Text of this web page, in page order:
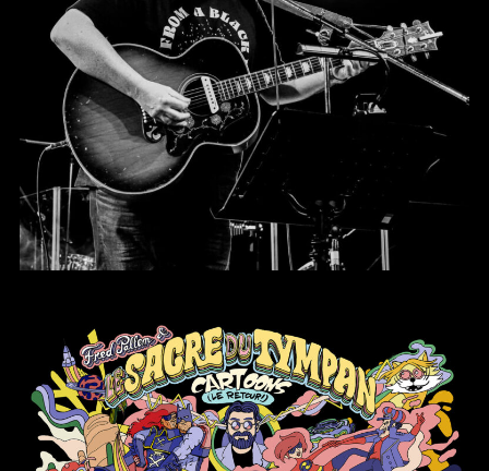
COUNTRY ROADS – Fred Pallem’s
Songbook